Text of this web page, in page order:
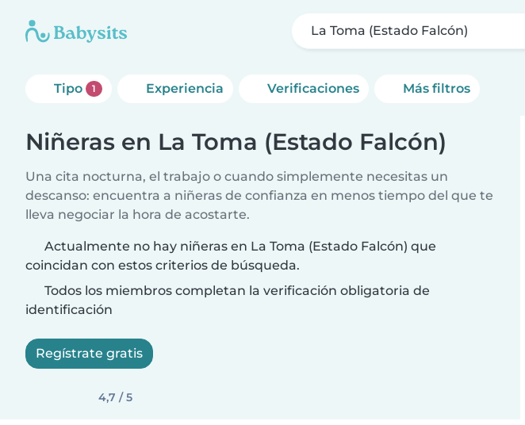
La Toma (Estado Falcón)
Tipo 1 Experiencia Verificaciones Más filtros
Niñeras en La Toma (Estado Falcón)
Una cita nocturna, el trabajo o cuando simplemente necesitas un
descanso: encuentra a niñeras de confianza en menos tiempo del que te
lleva negociar la hora de acostarte.
Actualmente no hay niñeras en La Toma (Estado Falcón) que
coincidan con estos criterios de búsqueda.
Todos los miembros completan la verificación obligatoria de
identificación
Regístrate gratis
4,7 / 5